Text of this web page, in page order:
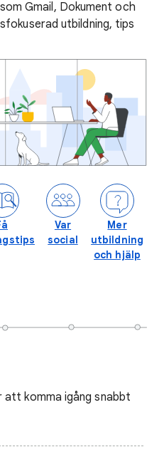
Gmail, Dokument och
utbildning, tips
Var
social
Mer
utbildning
och hjälp
att komma igång snabbt